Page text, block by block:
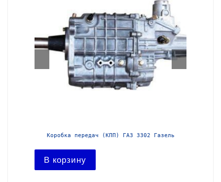
Коробка передач (КПП) ГАЗ 3302 Газель
В корзину